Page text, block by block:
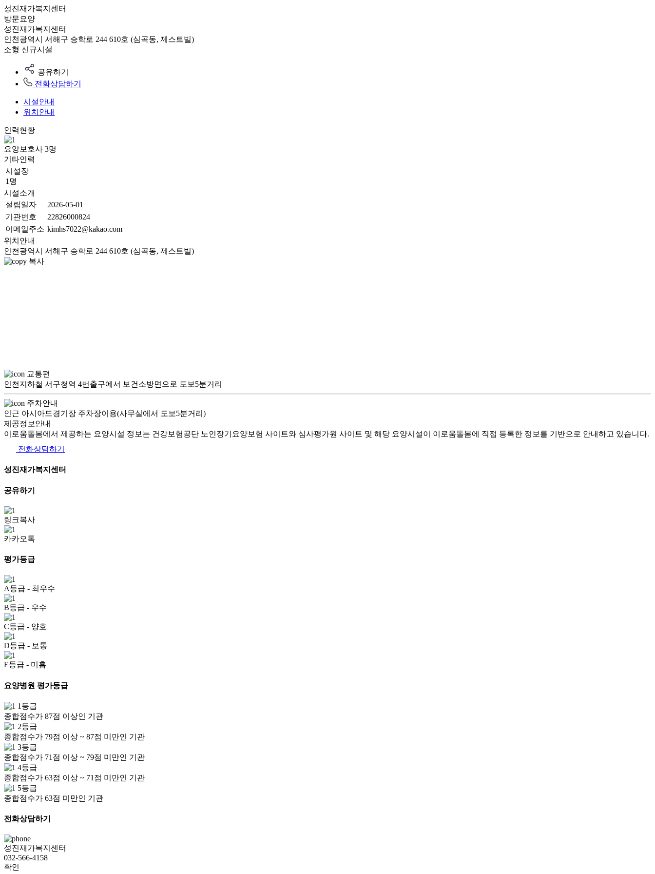
성진재가복지센터
방문요양
성진재가복지센터
인천광역시 서해구 승학로 244 610호 (심곡동, 제스트빌)
소형 신규시설
공유하기
전화상담하기
시설안내
위치안내
인력현황
요양보호사 3명
기타인력
시설장
1명
시설소개
설립일자
2026-05-01
기관번호
22826000824
이메일주소 kimhs7022@kakao.com
위치안내
인천광역시 서해구 승학로 244 610호 (심곡동, 제스트빌)
복사
교통편
인천지하철 서구청역 4번출구에서 보건소방면으로 도보5분거리
주차안내
인근 아시아드경기장 주차장이용(사무실에서 도보5분거리)
제공정보안내
이로움돌봄에서 제공하는 요양시설 정보는 건강보험공단 노인장기요양보험 사이트와 심사평가원 사이트 및 해당 요양시설이 이로움돌봄에 직접 등록한 정보를 기반으로 안내하고 있습니다.
전화상담하기
성진재가복지센터
공유하기
링크복사
카카오톡
평가등급
A등급 - 최우수
B등급 - 우수
C등급 - 양호
D등급 - 보통
E등급 - 미흡
요양병원 평가등급
1등급
종합점수가 87점 이상인 기관
2등급
종합점수가 79점 이상 ~ 87점 미만인 기관
3등급
종합점수가 71점 이상 ~ 79점 미만인 기관
4등급
종합점수가 63점 이상 ~ 71점 미만인 기관
5등급
종합점수가 63점 미만인 기관
전화상담하기
성진재가복지센터
032-566-4158
확인